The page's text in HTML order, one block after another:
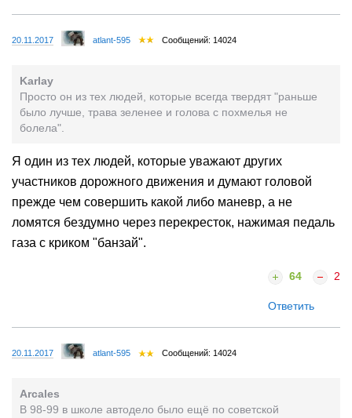
20.11.2017 atlant-595 Сообщений: 14024
Karlay
Просто он из тех людей, которые всегда твердят "раньше
было лучше, трава зеленее и голова с похмелья не
болела".
Я один из тех людей, которые уважают других
участников дорожного движения и думают головой
прежде чем совершить какой либо маневр, а не
ломятся бездумно через перекресток, нажимая педаль
газа с криком "банзай".
64 2
Ответить
20.11.2017 atlant-595 Сообщений: 14024
Arcales
В 98-99 в школе автодело было ещё по советской